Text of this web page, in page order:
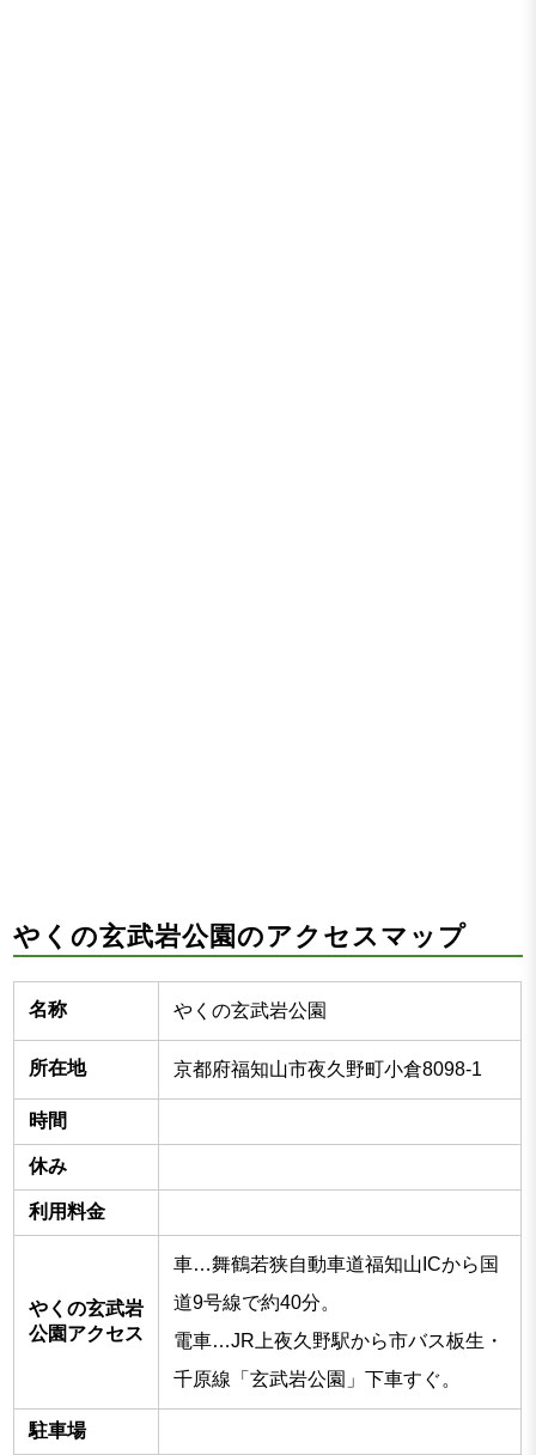
やくの玄武岩公園のアクセスマップ
名称 やくの玄武岩公園
所在地 京都府福知山市夜久野町小倉8098-1
時間
休み
利用料金
やくの玄武岩
公園アクセス
車…舞鶴若狭自動車道福知山ICから国
道9号線で約40分。
電車…JR上夜久野駅から市バス板生・
千原線「玄武岩公園」下車すぐ。
駐車場